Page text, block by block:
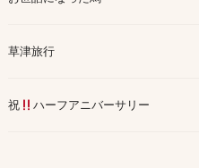
草津旅行
祝 ハーフアニバーサリー